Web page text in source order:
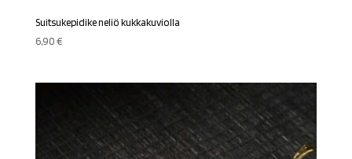
Suitsukepidike neliö kukkakuviolla
6,90€